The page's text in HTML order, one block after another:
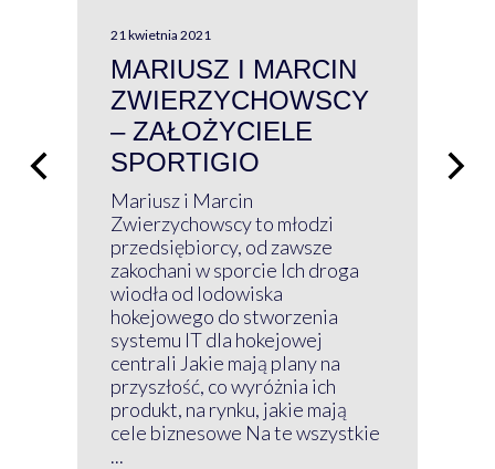
21 kwietnia 2021
MARIUSZ I MARCIN
ZWIERZYCHOWSCY
– ZAŁOŻYCIELE
SPORTIGIO
Mariusz i Marcin
Zwierzychowscy to młodzi
przedsiębiorcy, od zawsze
zakochani w sporcie Ich droga
wiodła od lodowiska
hokejowego do stworzenia
systemu IT dla hokejowej
centrali Jakie mają plany na
przyszłość, co wyróżnia ich
produkt, na rynku, jakie mają
cele biznesowe Na te wszystkie
...